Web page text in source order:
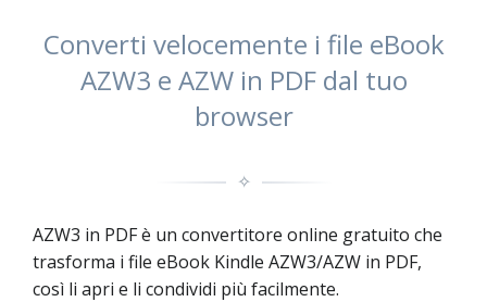
Converti velocemente i file eBook
AZW3 e AZW in PDF dal tuo
browser
✧
AZW3 in PDF è un convertitore online gratuito che
trasforma i file eBook Kindle AZW3/AZW in PDF,
così li apri e li condividi più facilmente.